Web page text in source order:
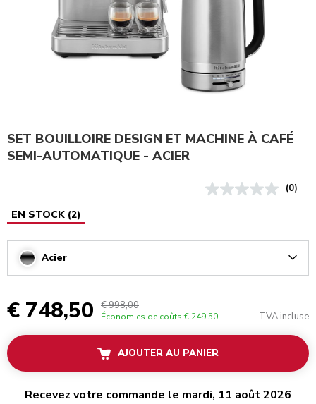
SET BOUILLOIRE DESIGN ET MACHINE À CAFÉ
SEMI-AUTOMATIQUE - ACIER
(0)
EN STOCK (2)
Acier
€ 748,50 € 998,00
Économies de coûts € 249,50 TVA incluse
AJOUTER AU PANIER
Recevez votre commande le mardi, 11 août 2026